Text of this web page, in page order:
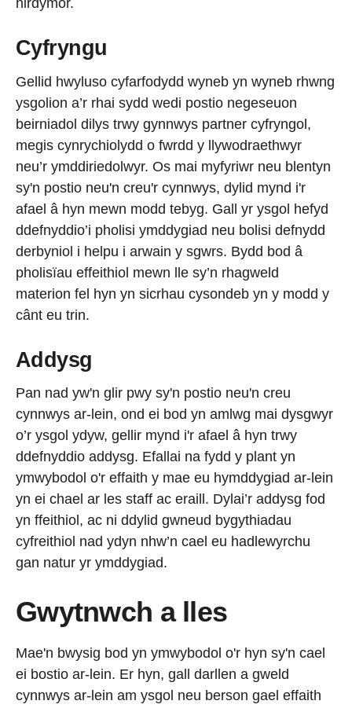
hirdymor.
Cyfryngu
Gellid hwyluso cyfarfodydd wyneb yn wyneb rhwng
ysgolion a’r rhai sydd wedi postio negeseuon
beirniadol dilys trwy gynnwys partner cyfryngol,
megis cynrychiolydd o fwrdd y llywodraethwyr
neu’r ymddiriedolwyr. Os mai myfyriwr neu blentyn
sy'n postio neu'n creu'r cynnwys, dylid mynd i'r
afael â hyn mewn modd tebyg. Gall yr ysgol hefyd
ddefnyddio’i pholisi ymddygiad neu bolisi defnydd
derbyniol i helpu i arwain y sgwrs. Bydd bod â
pholisïau effeithiol mewn lle sy’n rhagweld
materion fel hyn yn sicrhau cysondeb yn y modd y
cânt eu trin.
Addysg
Pan nad yw'n glir pwy sy'n postio neu'n creu
cynnwys ar-lein, ond ei bod yn amlwg mai dysgwyr
o’r ysgol ydyw, gellir mynd i'r afael â hyn trwy
ddefnyddio addysg. Efallai na fydd y plant yn
ymwybodol o'r effaith y mae eu hymddygiad ar-lein
yn ei chael ar les staff ac eraill. Dylai’r addysg fod
yn ffeithiol, ac ni ddylid gwneud bygythiadau
cyfreithiol nad ydyn nhw’n cael eu hadlewyrchu
gan natur yr ymddygiad.
Gwytnwch a lles
Mae'n bwysig bod yn ymwybodol o'r hyn sy'n cael
ei bostio ar-lein. Er hyn, gall darllen a gweld
cynnwys ar-lein am ysgol neu berson gael effaith